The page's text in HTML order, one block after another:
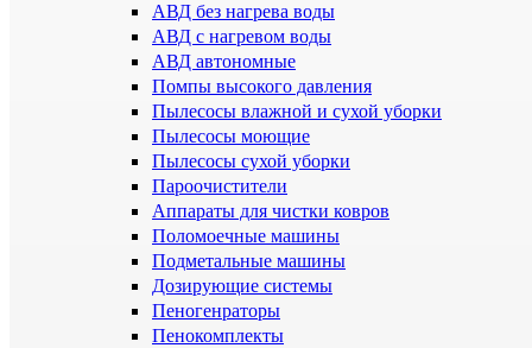
АВД без нагрева воды
АВД с нагревом воды
АВД автономные
Помпы высокого давления
Пылесосы влажной и сухой уборки
Пылесосы моющие
Пылесосы сухой уборки
Пароочистители
Аппараты для чистки ковров
Поломоечные машины
Подметальные машины
Дозирующие системы
Пеногенраторы
Пенокомплекты